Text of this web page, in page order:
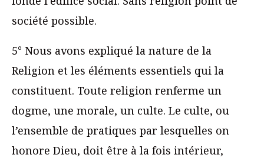
société possible.
5° Nous avons expliqué la nature de la
Religion et les éléments essentiels qui la
constituent. Toute religion renferme un
dogme, une morale, un culte. Le culte, ou
l’ensemble de pratiques par lesquelles on
honore Dieu, doit être à la fois intérieur,